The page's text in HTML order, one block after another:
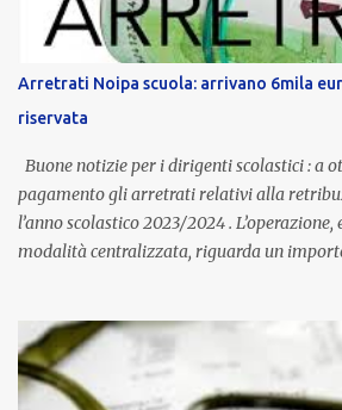
è un unicum in Italia: si tratta di una misura
Provincia autonoma di Bolzano, che
stipendio nazionale grazie alle prerogative
dall’autonomia locale. Non è un bonus
compenso accessorio, ma una voce
aggiornata periodicamente in base al cost...
Arretrati Noipa scuola: arrivano 6mila
riservata
Buone notizie per i dirigenti scolastici : a
pagamento gli arretrati relativi alla
l’anno scolastico 2023/2024 .
modalità centralizzata, riguarda un
ordinaria di ottobre . Cos’è la retribuzione
retribuzione di risultato rappresenta la
stipendio dei dirigenti scolastici. Viene